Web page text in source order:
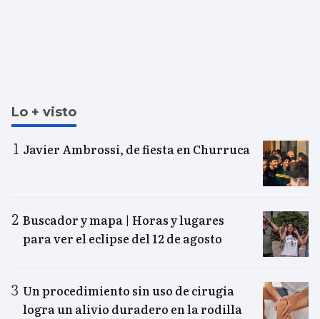
Lo + visto
Javier Ambrossi, de fiesta en Churruca
Buscador y mapa | Horas y lugares
para ver el eclipse del 12 de agosto
Un procedimiento sin uso de cirugía
logra un alivio duradero en la rodilla